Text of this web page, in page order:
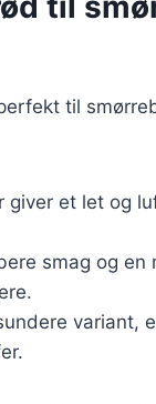
til
giver et let og
smag og en
variant,